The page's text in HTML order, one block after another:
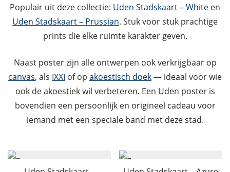
Populair uit deze collectie: Uden Stadskaart – White en
Uden Stadskaart – Prussian. Stuk voor stuk prachtige
prints die elke ruimte karakter geven.
Naast poster zijn alle ontwerpen ook verkrijgbaar op
canvas, als IXXI of op akoestisch doek— ideaal voor wie
ook de akoestiek wil verbeteren. Een Uden poster is
bovendien een persoonlijk en origineel cadeau voor
iemand met een speciale band met deze stad.